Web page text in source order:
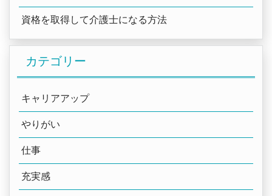
資格を取得して介護士になる方法
カテゴリー
キャリアアップ
やりがい
仕事
充実感